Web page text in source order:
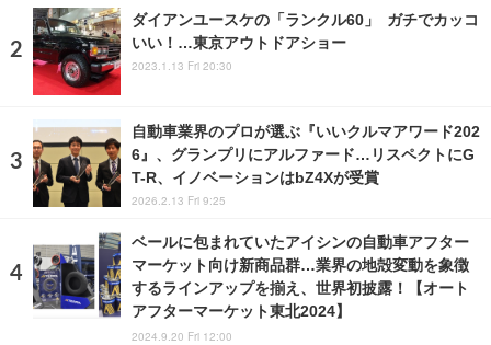
ダイアンユースケの「ランクル60」 ガチでカッコ
いい！…東京アウトドアショー
2023.1.13 Fri 20:30
自動車業界のプロが選ぶ『いいクルマアワード202
6』、グランプリにアルファード…リスペクトにG
T-R、イノベーションはbZ4Xが受賞
2026.2.13 Fri 9:25
ベールに包まれていたアイシンの自動車アフター
マーケット向け新商品群…業界の地殻変動を象徴
するラインアップを揃え、世界初披露！【オート
アフターマーケット東北2024】
2024.9.20 Fri 12:00